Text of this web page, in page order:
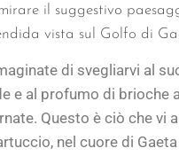
il suggestivo
vista sul Golfo di
di svegliarvi al
e al profumo di brioche
Questo è ciò che vi
nel cuore di